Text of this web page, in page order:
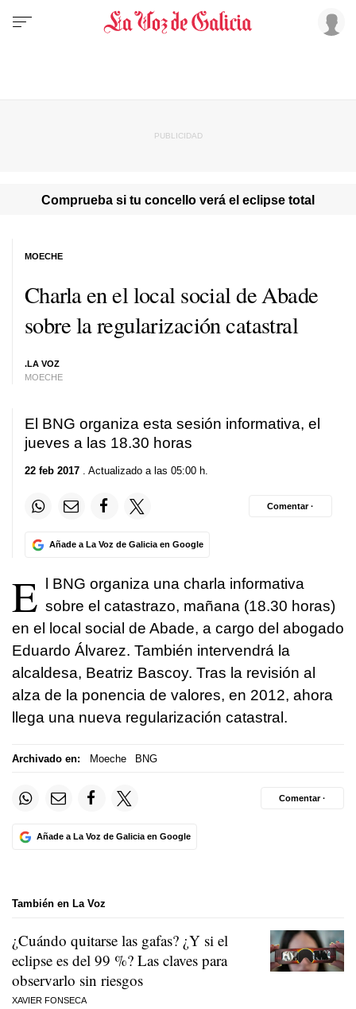
Comprueba si tu concello verá el eclipse total
Charla en el local social de Abade
sobre la regularización catastral
.LA VOZ
MOECHE
MOECHE
El BNG organiza esta sesión informativa, el
jueves a las 18.30 horas
22 feb 2017 . Actualizado a las 05:00 h.
Añade a La Voz de Galicia en Google
Comentar ·
E
l BNG organiza una charla informativa
sobre el catastrazo, mañana (18.30 horas)
en el local social de Abade, a cargo del abogado
Eduardo Álvarez. También intervendrá la
alcaldesa, Beatriz Bascoy. Tras la revisión al
alza de la ponencia de valores, en 2012, ahora
llega una nueva regularización catastral.
Archivado en: Moeche BNG
Añade a La Voz de Galicia en Google
Comentar ·
También en La Voz
¿Cuándo quitarse las gafas? ¿Y si el
eclipse es del 99 %? Las claves para
observarlo sin riesgos
XAVIER FONSECA